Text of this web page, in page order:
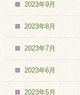
2023年9月
2023年8月
2023年7月
2023年6月
2023年5月